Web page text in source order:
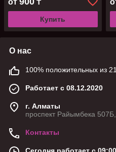
от ₸
Купить
О нас
100% положительных из
Работает с 08.12.2020
г. Алматы
проспект Райымбека
Контакты